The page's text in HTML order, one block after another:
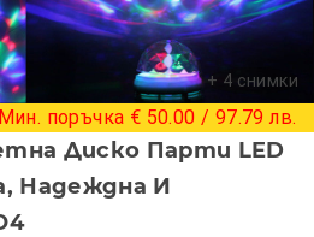
+ 4 снимки
поръчка € 50.00 / 97.79 лв.
Диско Парти LED
Надеждна И